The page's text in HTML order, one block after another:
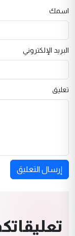
اسمك
البريد الإلكتروني
تعليق
إرسال التعليق